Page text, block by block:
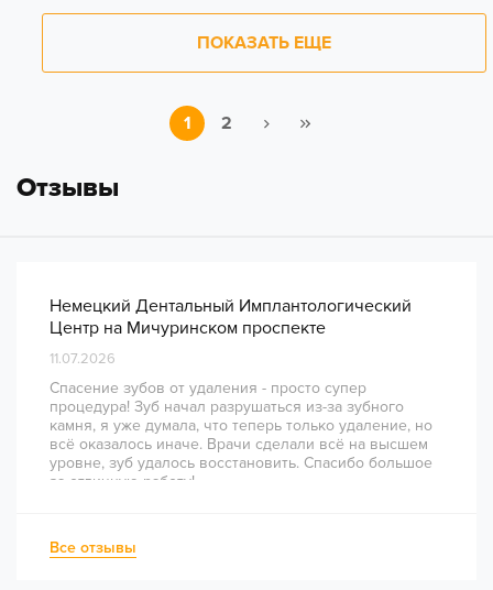
ПОКАЗАТЬ ЕЩЕ
1 2
Отзывы
Немецкий Дентальный Имплантологический
Центр на Мичуринском проспекте
11.07.2026
Спасение зубов от удаления - просто супер
процедура! Зуб начал разрушаться из-за зубного
камня, я уже думала, что теперь только удаление, но
всё оказалось иначе. Врачи сделали всё на высшем
уровне, зуб удалось восстановить. Спасибо большое
за отличную работу!
Все отзывы